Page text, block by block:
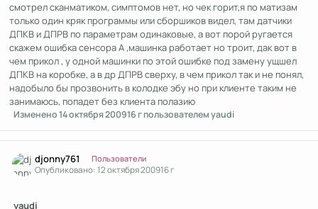
смотрел сканматиком, симптомов нет, но чек горит,я по матизам
только один кряк программы или сборшиков видел, там датчики
ДПКВ и ДПРВ по параметрам одинаковые, а вот порой ругается
скажем ошибка сенсора А ,машинка работает но троит, дак вот в
чем прикол , у одной машинки по этой ошибке под замену ущшел
ДПКВ на коробке, а в др ДПРВ сверху, в чем прикол так и не понял,
надобыло бы прозвонить в колодке эбу но при клиенте таким не
занимаюсь, попадет без клиента полазию
Изменено14 октября 200916 гпользователем yaudi
djonny761 Пользователи
Опубликовано:12 октября 200916 г
yaudi